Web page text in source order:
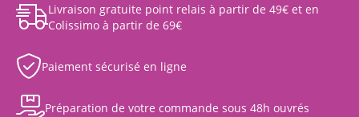
Livraison gratuite point relais à partir de 49€ et en
Colissimo à partir de 69€
Paiement sécurisé en ligne
Préparation de votre commande sous 48h ouvrés